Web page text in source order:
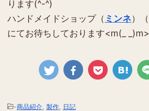
ります(^-^)
ハンドメイドショップ（ ミンネ）（
にてお待ちしております<m(_ _)m>
-商品紹介 製作 日記